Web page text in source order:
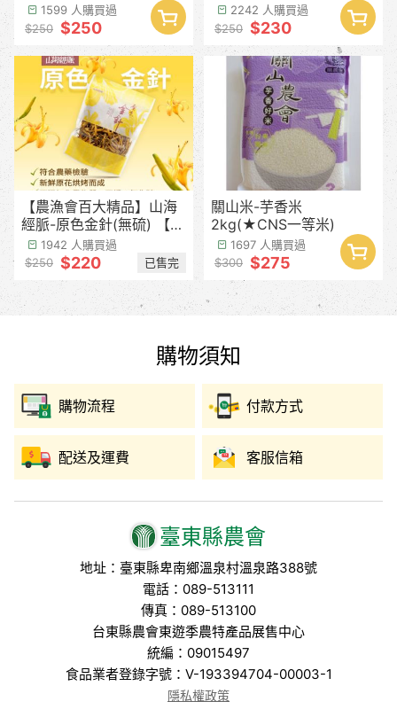
1599 人購買過
$250 $250
2242 人購買過
$250 $230
【農漁會百大精品】山海
經脈-原色金針(無硫) 【產
季預計8月中下旬】
1942 人購買過
$250 $220 已售完
關山米-芋香米
2kg(★CNS一等米)
1697 人購買過
$300 $275
臺東縣農會
地址：臺東縣卑南鄉溫泉村溫泉路388號
電話：089-513111
傳真：089-513100
台東縣農會東遊季農特產品展售中心
統編：09015497
食品業者登錄字號：V-193394704-00003-1
隱私權政策
購物須知
購物流程 付款方式
配送及運費 客服信箱